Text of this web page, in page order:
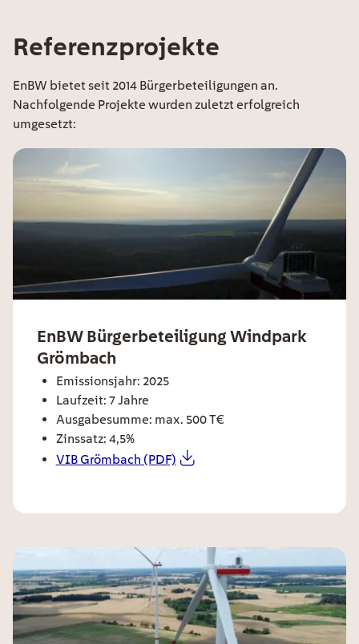
Referenzprojekte
EE Text
EnBW bietet seit 2014 Bürgerbeteiligungen an.
Nachfolgende Projekte wurden zuletzt erfolgreich
umgesetzt:
ee card title
EnBW Bürgerbeteiligung Windpark
Grömbach
ee card text
Emissionsjahr: 2025
Laufzeit: 7 Jahre
Ausgabesumme: max. 500 T€
Zinssatz: 4,5%
VIB Grömbach (PDF)